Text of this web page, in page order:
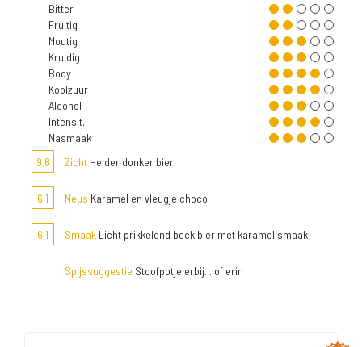
Bitter
Fruitig
Moutig
Kruidig
Body
Koolzuur
Alcohol
Intensit.
Nasmaak
9,6
Zicht Helder donker bier
6,1 Neus Karamel en vleugje choco
6,1 Smaak Licht prikkelend bock bier met karamel smaak
Spijssuggestie Stoofpotje erbij... of erin